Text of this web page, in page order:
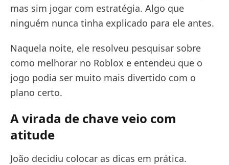
mas sim jogar com estratégia. Algo que
ninguém nunca tinha explicado para ele antes.
Naquela noite, ele resolveu pesquisar sobre
como melhorar no Roblox e entendeu que o
jogo podia ser muito mais divertido com o
plano certo.
A virada de chave veio com
atitude
João decidiu colocar as dicas em prática.